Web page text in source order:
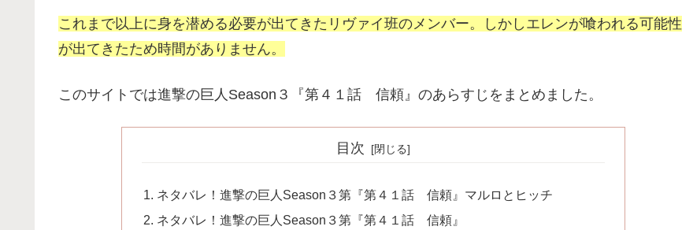
これまで以上に身を潜める必要が出てきたリヴァイ班のメンバー。しかしエレンが喰われる可能性
が出てきたため時間がありません。
このサイトでは進撃の巨人Season３『第４１話 信頼』のあらすじをまとめました。
目次
ネタバレ！進撃の巨人Season３第『第４１話 信頼』マルロとヒッチ
ネタバレ！進撃の巨人Season３第『第４１話 信頼』